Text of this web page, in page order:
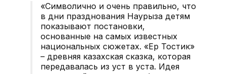
«Символично и очень правильно, что
в дни празднования Наурыза детям
показывают постановки,
основанные на самых известных
национальных сюжетах. «Ер Тостик»
– древняя казахская сказка, которая
передавалась из уст в уста. Идея